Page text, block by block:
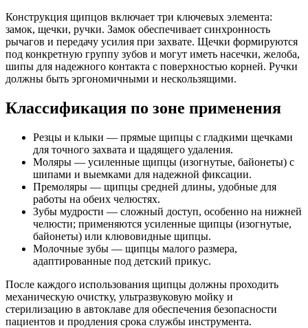
Конструкция щипцов включает три ключевых элемента:
замок, щечки, ручки. Замок обеспечивает синхронность
рычагов и передачу усилия при захвате. Щечки формируются
под конкретную группу зубов и могут иметь насечки, желоба,
шипы для надежного контакта с поверхностью корней. Ручки
должны быть эргономичными и нескользящими.
Классификация по зоне применения
Резцы и клыки — прямые щипцы с гладкими щечками
для точного захвата и щадящего удаления.
Моляры — усиленные щипцы (изогнутые, байонеты) с
шипами и выемками для надежной фиксации.
Премоляры — щипцы средней длины, удобные для
работы на обеих челюстях.
Зубы мудрости — сложный доступ, особенно на нижней
челюсти; применяются усиленные щипцы (изогнутые,
байонеты) или клювовидные щипцы.
Молочные зубы — щипцы малого размера,
адаптированные под детский прикус.
После каждого использования щипцы должны проходить
механическую очистку, ультразвуковую мойку и
стерилизацию в автоклаве для обеспечения безопасности
пациентов и продления срока службы инструмента.